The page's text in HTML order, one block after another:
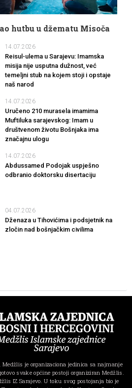
hutbu u džematu Misoča
14.07.2026
Reisul-ulema u Sarajevu: Imamska
misija nije usputna dužnost, već
temeljni stub na kojem stoji i opstaje
naš narod
14.07.2026
Uručeno 210 murasela imamima
Muftiluka sarajevskog: Imam u
društvenom životu Bošnjaka ima
značajnu ulogu
14.07.2026
Abdussamed Podojak uspješno
odbranio doktorsku disertaciju
04.07.2026
Dženaza u Tihovićima i podsjetnik na
zločin nad bošnjačkim civilima
je organizaciona jedinica sa najmanje
svake općine postoji organiziran Medžlis.
IZ Sarajevo. U toku svog postojanja bio je